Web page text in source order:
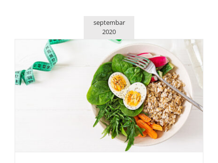
septembar
2020
Stvari koje treba da imate na umu ako želite da smršate
Saveti